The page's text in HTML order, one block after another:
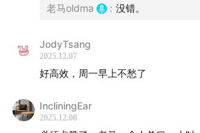
套利手段、拼盘融资、会计花招
电影是一门糟糕的生意
逻辑三：监管和反垄断的钟摆效应
逻辑四：传播技术的进步
利用时间窗口搞价格歧视
老马oldma : 没错。
JodyTsang
2025.12.07
好高效，周一早上不愁了
IncliningEar
2025.12.08